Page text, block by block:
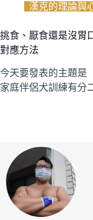
漢克的理論與
挑食、厭食還是沒胃
對應方法
今天要發表的主題是
家庭伴侶犬訓練有分